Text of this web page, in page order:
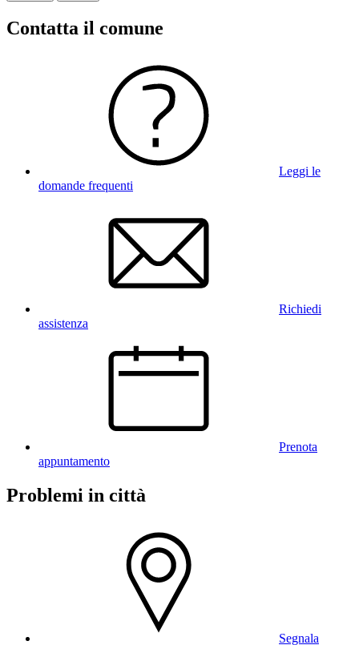
Contatta il comune
Leggi le
domande frequenti
Richiedi
assistenza
Prenota
appuntamento
Problemi in città
Segnala